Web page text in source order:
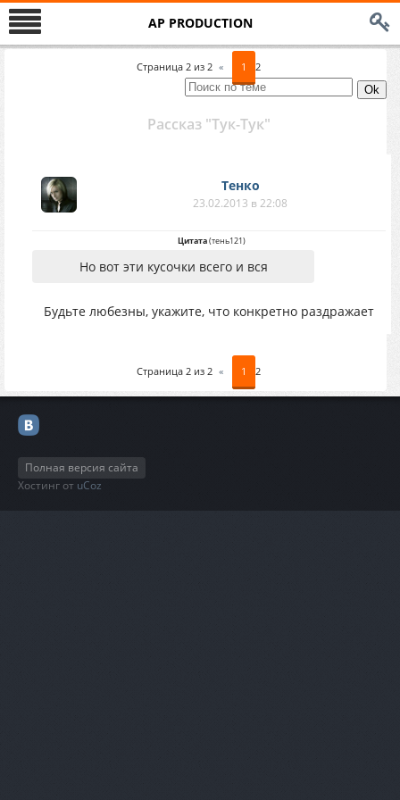
AP PRODUCTION
Страница 2 из 2 « 1 2
Рассказ "Тук-Тук"
Тенко
23.02.2013 в 22:08
Цитата(тень121)
Но вот эти кусочки всего и вся
Будьте любезны, укажите, что конкретно раздражает
Страница 2 из 2 « 1 2
Полная версия сайта
Хостинг от uCoz